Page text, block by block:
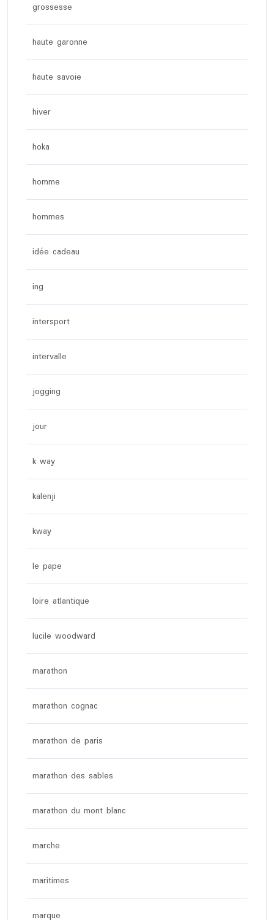
grossesse
haute garonne
haute savoie
hiver
hoka
homme
hommes
idée cadeau
ing
intersport
intervalle
jogging
jour
k way
kalenji
kway
le pape
loire atlantique
lucile woodward
marathon
marathon cognac
marathon de paris
marathon des sables
marathon du mont blanc
marche
maritimes
marque